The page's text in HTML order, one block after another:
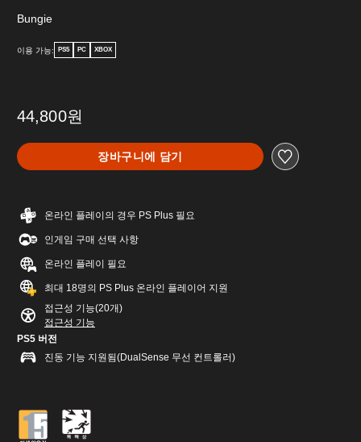
Bungie
이용 가능: PS5 PC XBOX
44,800원
장바구니에 담기
온라인 플레이의 경우 PS Plus 필요
인게임 구매 선택 사항
온라인 플레이 필요
최대 18명의 PS Plus 온라인 플레이어 지원
접근성 기능(20개)
접근성 기능
PS5 버전
진동 기능 지원됨(DualSense 무선 컨트롤러)